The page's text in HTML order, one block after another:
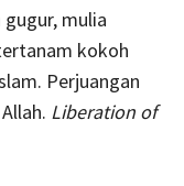
mulia
kokoh
Perjuangan
Liberation of